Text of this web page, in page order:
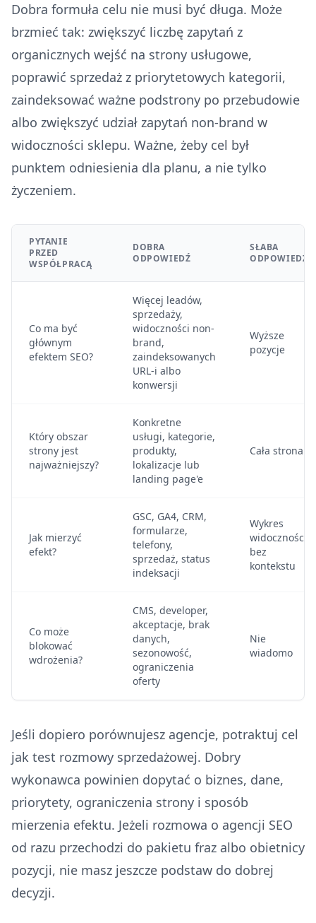
Dobra formuła celu nie musi być długa. Może
brzmieć tak: zwiększyć liczbę zapytań z
organicznych wejść na strony usługowe,
poprawić sprzedaż z priorytetowych kategorii,
zaindeksować ważne podstrony po przebudowie
albo zwiększyć udział zapytań non-brand w
widoczności sklepu. Ważne, żeby cel był
punktem odniesienia dla planu, a nie tylko
życzeniem.
PYTANIE
PRZED
WSPÓŁPRACĄ
DOBRA
ODPOWIEDŹ
SŁABA
ODPOWIEDŹ
Co ma być
głównym
efektem SEO?
Więcej leadów,
sprzedaży,
widoczności non-
brand,
zaindeksowanych
URL-i albo
konwersji
Wyższe
pozycje
Który obszar
strony jest
najważniejszy?
Konkretne
usługi, kategorie,
produkty,
lokalizacje lub
landing page'e
Cała strona
Jak mierzyć
efekt?
GSC, GA4, CRM,
formularze,
telefony,
sprzedaż, status
indeksacji
Wykres
widoczności
bez
kontekstu
Co może
blokować
wdrożenia?
CMS, developer,
akceptacje, brak
danych,
sezonowość,
ograniczenia
oferty
Nie
wiadomo
Jeśli dopiero porównujesz agencje, potraktuj cel
jak test rozmowy sprzedażowej. Dobry
wykonawca powinien dopytać o biznes, dane,
priorytety, ograniczenia strony i sposób
mierzenia efektu. Jeżeli rozmowa o agencji SEO
od razu przechodzi do pakietu fraz albo obietnicy
pozycji, nie masz jeszcze podstaw do dobrej
decyzji.